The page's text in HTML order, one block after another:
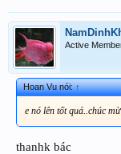
Active
Hoan Vu nói:↑
e nó lên tốt quá..chúc
thanhk bác